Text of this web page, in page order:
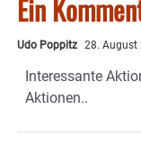
Ein
Udo Poppitz 28. August
Interessante
Aktionen..